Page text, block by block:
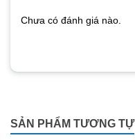
Chưa có đánh giá nào.
SẢN PHẨM TƯƠNG TỰ